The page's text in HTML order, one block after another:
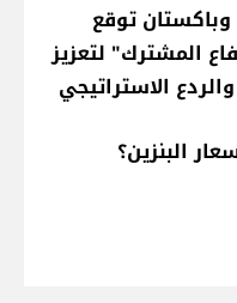
وباكستان توقع
المشترك" لتعزيز
الاستراتيجي
البنزين؟